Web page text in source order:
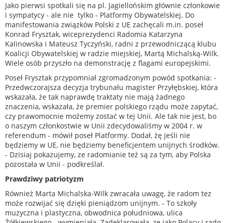
Jako pierwsi spotkali się na pl. Jagiellońskim głównie członkowie
i sympatycy - ale nie tylko - Platformy Obywatelskiej. Do
manifestowania związków Polski z UE zachęcali m.in. poseł
Konrad Frysztak, wiceprezydenci Radomia Katarzyna
Kalinowska i Mateusz Tyczyński, radni z przewodniczącą klubu
Koalicji Obywatelskiej w radzie miejskiej, Martą Michalską-Wilk.
Wiele osób przyszło na demonstrację z flagami europejskimi.
Poseł Frysztak przypomniał zgromadzonym powód spotkania: -
Przedwczorajsza decyzja trybunału magister Przyłębskiej, która
wskazała, że tak naprawdę traktaty nie mają żadnego
znaczenia, wskazała, że premier polskiego rządu może zapytać,
czy prawomocnie możemy zostać w tej Unii. Ale tak nie jest, bo
o naszym członkostwie w Unii zdecydowaliśmy w 2004 r. w
referendum - mówił poseł Platformy. Dodał, żę jeśli nie
będziemy w UE, nie będziemy beneficjentem unijnych środków.
- Dzisiaj pokazujemy, ze radomianie też są za tym, aby Polska
pozostała w Unii - podkreślał.
Prawdziwy patriotyzm
Również Marta Michalska-Wilk zwracała uwagę, że radom tez
może rozwijać się dzięki pieniądzom unijnym. - To szkoły
muzyczna i plastyczna, obwodnica południowa, ulica